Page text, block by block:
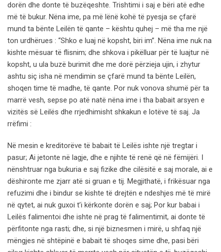
dorën dhe donte të buzëqeshte. Trishtimi i saj e bëri atë edhe
më të bukur. Nëna ime, pa më lënë kohë të pyesja se çfarë
mund ta bënte Leilën të qante – kështu quhej – më tha me një
ton urdhërues : “Shko e luaj në kopsht, biri im”. Nëna ime nuk na
kishte mësuar të flisnim; dhe shkova i pikëlluar për të luajtur në
kopsht, u ula buzë burimit dhe me dorë përzieja ujin, i zhytur
ashtu siç isha në mendimin se çfarë mund ta bënte Leilën,
shoqen time të madhe, të qante. Por nuk vonova shumë për ta
marrë vesh, sepse po atë natë nëna ime i tha babait arsyen e
vizitës së Leilës dhe rrjedhimisht shkakun e lotëve të saj. Ja
rrëfimi :
Në mesin e kreditorëve të babait të Leilës ishte një tregtar i
pasur; Ai jetonte në lagje, dhe e njihte të renë që në fëmijëri. I
nënshtruar nga bukuria e saj fizike dhe cilësitë e saj morale, ai e
dëshironte me zjarr atë si gruan e tij. Megjithatë, i frikësuar nga
refuzimi dhe i bindur se kishte të drejtën e ndeshjes më të mirë
në qytet, ai nuk guxoi t’i kërkonte dorën e saj; Por kur babai i
Leilës falimentoi dhe ishte në prag të falimentimit, ai donte të
përfitonte nga rasti; dhe, si një biznesmen i mirë, u shfaq një
mëngjes në shtëpinë e babait të shoqes sime dhe, pasi bëri